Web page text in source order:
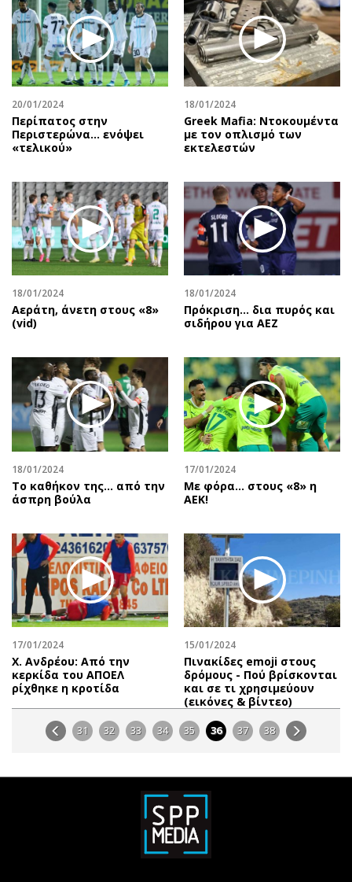
20/01/2024
Περίπατος στην
Περιστερώνα… ενόψει
«τελικού»
18/01/2024
Greek Mafia: Ντοκουμέντα
με τον οπλισμό των
εκτελεστών
18/01/2024
Αεράτη, άνετη στους «8»
(vid)
18/01/2024
Πρόκριση... δια πυρός και
σιδήρου για ΑΕΖ
18/01/2024
Το καθήκον της... από την
άσπρη βούλα
17/01/2024
Με φόρα… στους «8» η
ΑΕΚ!
17/01/2024
Χ. Ανδρέου: Από την
κερκίδα του ΑΠΟΕΛ
ρίχθηκε η κροτίδα
15/01/2024
Πινακίδες emoji στους
δρόμους - Πού βρίσκονται
και σε τι χρησιμεύουν
(εικόνες & βίντεο)
31 32 33 34 35 36 37 38